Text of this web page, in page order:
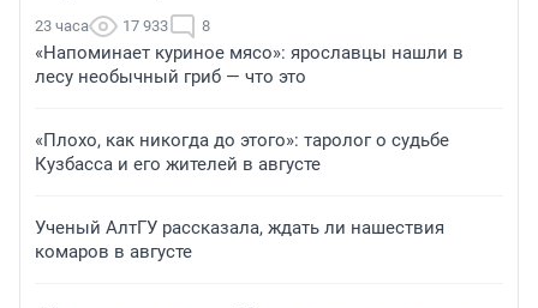
23 часа 17 933 8
«Напоминает куриное мясо»: ярославцы нашли в
лесу необычный гриб — что это
«Плохо, как никогда до этого»: таролог о судьбе
Кузбасса и его жителей в августе
Ученый АлтГУ рассказала, ждать ли нашествия
комаров в августе